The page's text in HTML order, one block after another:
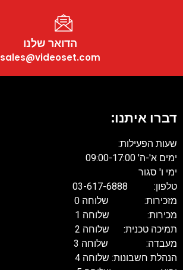
הדואר שלנו
sales@videoset.com
דברו איתנו:
שעות הפעילות:
ימים א'-ה' 09:00-17:00
ימי ו' סגור
טלפון: 03-617-6888
מזכירות: שלוחה 0
מכירות: שלוחה 1
תמיכה טכנית: שלוחה 2
מעבדה: שלוחה 3
הנהלת חשבונות: שלוחה 4